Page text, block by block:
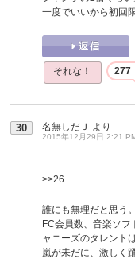
一度でいいから初回
それな！ 277
30 名無しだＪ より
2015年12月29日 2:21
>>26
誰にも無理だと思う
FC会員数、音楽ソフ
ャニーズのタレント
嵐が未だに、激しく